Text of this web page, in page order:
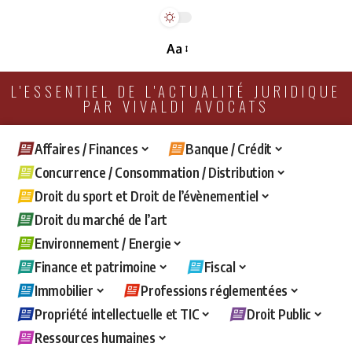
Aa
L'ESSENTIEL DE L'ACTUALITÉ JURIDIQUE
PAR VIVALDI AVOCATS
Affaires / Finances
Banque / Crédit
Concurrence / Consommation / Distribution
Droit du sport et Droit de l’évènementiel
Droit du marché de l’art
Environnement / Energie
Finance et patrimoine
Fiscal
Immobilier
Professions réglementées
Propriété intellectuelle et TIC
Droit Public
Ressources humaines